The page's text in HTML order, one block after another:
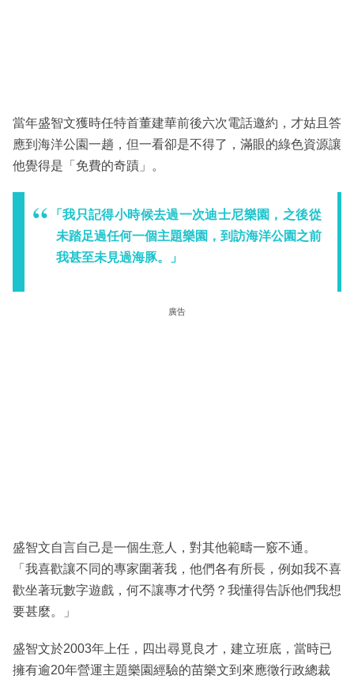
當年盛智文獲時任特首董建華前後六次電話邀約，才姑且答
應到海洋公園一趟，但一看卻是不得了，滿眼的綠色資源讓
他覺得是「免費的奇蹟」。
「我只記得小時候去過一次迪士尼樂園，之後從
未踏足過任何一個主題樂園，到訪海洋公園之前
我甚至未見過海豚。」
廣告
盛智文自言自己是一個生意人，對其他範疇一竅不通。
「我喜歡讓不同的專家圍著我，他們各有所長，例如我不喜
歡坐著玩數字遊戲，何不讓專才代勞？我懂得告訴他們我想
要甚麼。」
盛智文於2003年上任，四出尋覓良才，建立班底，當時已
擁有逾20年營運主題樂園經驗的苗樂文到來應徵行政總裁